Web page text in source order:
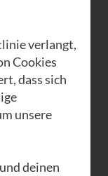
wir uns
verlangt,
Cookies
dass sich
unsere
deinen